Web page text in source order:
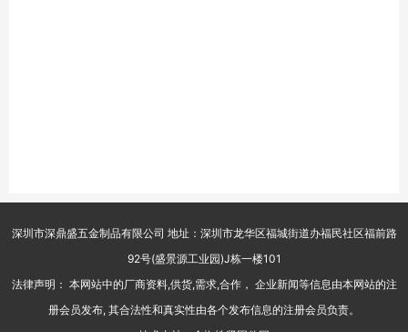
深圳市深鼎盛五金制品有限公司 地址：深圳市龙华区福城街道办福民社区福前路
92号(盛景源工业园)J栋一楼101
法律声明： 本网站中的厂商资料,供货,需求,合作， 企业新闻等信息由本网站的注
册会员发布, 其合法性和真实性由各个发布信息的注册会员负责。